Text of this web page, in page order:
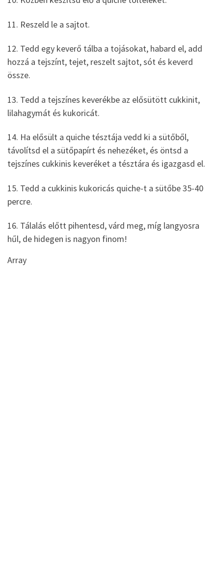
11. Reszeld le a sajtot.
12. Tedd egy keverő tálba a tojásokat, habard el, add
hozzá a tejszínt, tejet, reszelt sajtot, sót és keverd
össze.
13. Tedd a tejszínes keverékbe az elősütött cukkinit,
lilahagymát és kukoricát.
14. Ha elősült a quiche tésztája vedd ki a sütőből,
távolítsd el a sütőpapírt és nehezéket, és öntsd a
tejszínes cukkinis keveréket a tésztára és igazgasd el.
15. Tedd a cukkinis kukoricás quiche-t a sütőbe 35-40
percre.
16. Tálalás előtt pihentesd, várd meg, míg langyosra
hűl, de hidegen is nagyon finom!
Array